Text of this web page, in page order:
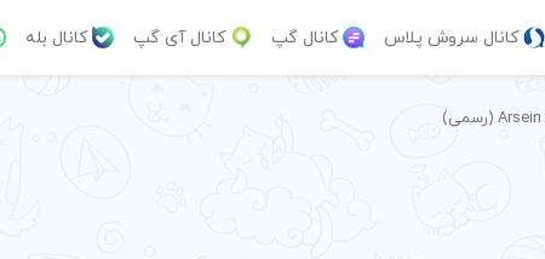
کانال سروش پلاس کانال گپ کانال آی گپ کانال بله